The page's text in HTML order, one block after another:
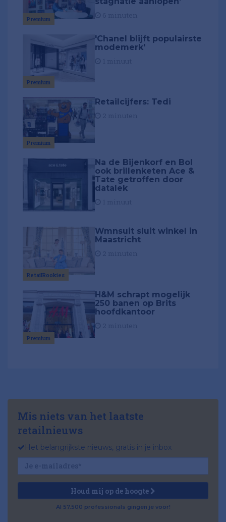
Premium
Premium
'Chanel blijft populairste
modemerk'
Premium
Retailcijfers: Tedi
Na de Bijenkorf en Bol
ook brillenketen Ace &
Tate getroffen door
datalek
RetailRookies
Wmnsuit sluit winkel in
Maastricht
Premium
H&M schrapt mogelijk
250 banen op Brits
hoofdkantoor
Mis niets van het laatste
retailnieuws
Het belangrijkste nieuws, gratis in je inbox
Houd mij op de hoogte
Al 57.500 professionals gingen je voor!